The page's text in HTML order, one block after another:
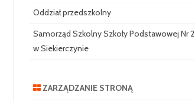
Oddział przedszkolny
Samorząd Szkolny Szkoły Podstawowej Nr 2
w Siekierczynie
ZARZĄDZANIE STRONĄ